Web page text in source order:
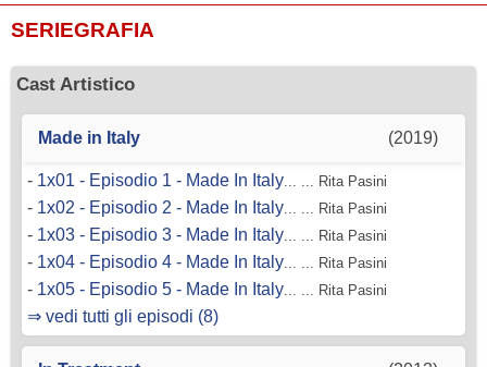
SERIEGRAFIA
Cast Artistico
Made in Italy (2019)
- 1x01 - Episodio 1 - Made In Italy... ... Rita Pasini
- 1x02 - Episodio 2 - Made In Italy... ... Rita Pasini
- 1x03 - Episodio 3 - Made In Italy... ... Rita Pasini
- 1x04 - Episodio 4 - Made In Italy... ... Rita Pasini
- 1x05 - Episodio 5 - Made In Italy... ... Rita Pasini
⇒ vedi tutti gli episodi (8)